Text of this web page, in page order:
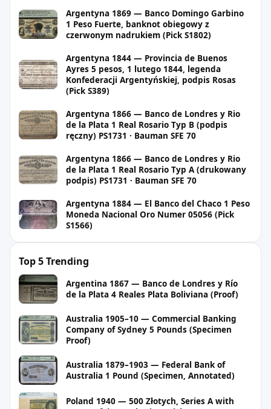
Argentyna 1869 — Banco Domingo Garbino
1 Peso Fuerte, banknot obiegowy z
czerwonym nadrukiem (Pick S1802)
Argentyna 1844 — Provincia de Buenos
Ayres 5 pesos, 1 lutego 1844, legenda
Konfederacji Argentyńskiej, podpis Rosas
(Pick S389)
Argentyna 1866 — Banco de Londres y Rio
de la Plata 1 Real Rosario Typ B (podpis
ręczny) PS1731 · Bauman SFE 70
Argentyna 1866 — Banco de Londres y Rio
de la Plata 1 Real Rosario Typ A (drukowany
podpis) PS1731 · Bauman SFE 70
Argentyna 1884 — El Banco del Chaco 1 Peso
Moneda Nacional Oro Numer 05056 (Pick
S1566)
Top 5 Trending
Argentina 1867 — Banco de Londres y Río
de la Plata 4 Reales Plata Boliviana (Proof)
Australia 1905–10 — Commercial Banking
Company of Sydney 5 Pounds (Specimen
Proof)
Australia 1879–1903 — Federal Bank of
Australia 1 Pound (Specimen, Annotated)
Poland 1940 — 500 Złotych, Series A with